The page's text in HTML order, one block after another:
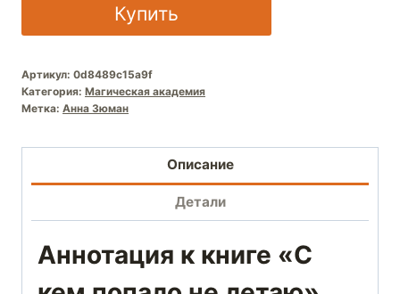
Купить
Артикул: 0d8489c15a9f
Категория: Магическая академия
Метка: Анна Зюман
Описание
Детали
Аннотация к книге «С